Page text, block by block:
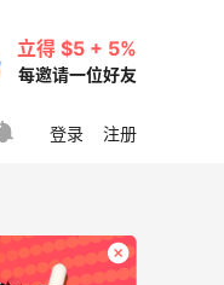
立得 $5 + 5%
每邀请一位好友
登录 注册